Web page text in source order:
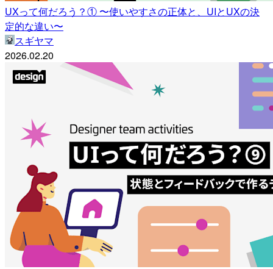
UXって何だろう？① 〜使いやすさの正体と、UIとUXの決
定的な違い〜
スギヤマ
2026.02.20